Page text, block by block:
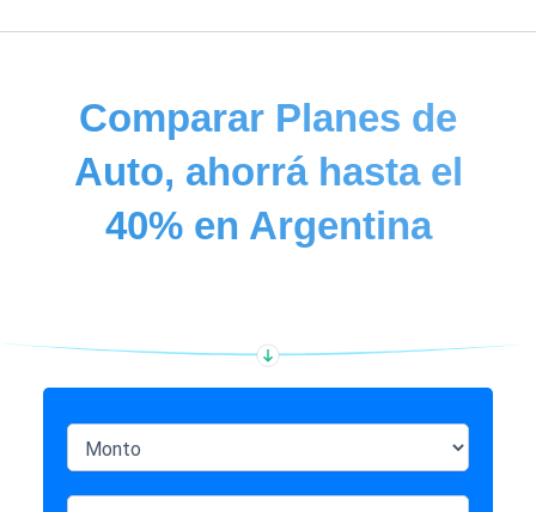
Comparar Planes de
Auto, ahorrá hasta el
40% en Argentina